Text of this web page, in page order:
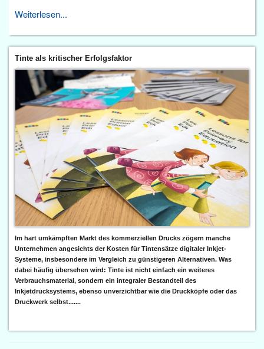
Weiterlesen...
Tinte als kritischer Erfolgsfaktor
Im hart umkämpften Markt des kommerziellen Drucks zögern manche
Unternehmen angesichts der Kosten für Tintensätze digitaler Inkjet-
Systeme, insbesondere im Vergleich zu günstigeren Alternativen. Was
dabei häufig übersehen wird: Tinte ist nicht einfach ein weiteres
Verbrauchsmaterial, sondern ein integraler Bestandteil des
Inkjetdrucksystems, ebenso unverzichtbar wie die Druckköpfe oder das
Druckwerk selbst.......